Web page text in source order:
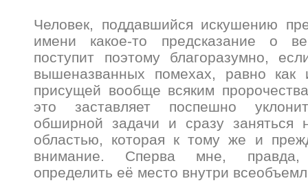
Человек, поддавшийся искушению
имени какое-то предсказание о
поступит поэтому благоразумно,
вышеназванных помехах, равно как
присущей вообще всяким
это заставляет поспешно
обширной задачи и сразу заняться
областью, которая к тому же и
внимание. Сперва мне, правда,
определить её место внутри